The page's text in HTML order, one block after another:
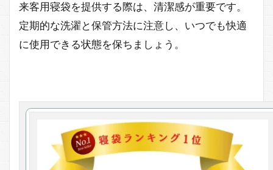
来客用寝袋を提供する際は、清潔感が重要です。
定期的な洗濯と保管方法に注意し、いつでも快適
に使用できる状態を保ちましょう。